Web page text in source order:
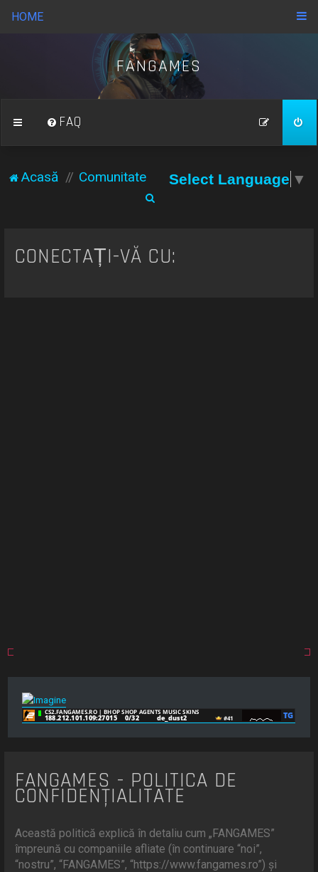
HOME
FANGAMES
FAQ
Acasă Comunitate Select Language ▼
t
CONECTAȚI-VĂ CU:
FANGAMES - POLITICA DE
CONFIDENŢIALITATE
Această politică explică în detaliu cum „FANGAMES”
împreună cu companiile afliate (în continuare “noi”,
“nostru”, “FANGAMES”, “https://www.fangames.ro”) şi